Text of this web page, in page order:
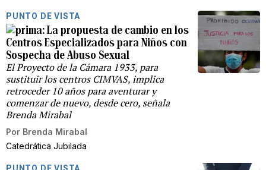
PUNTO DE VISTA
La propuesta de cambio en los
Centros Especializados para Niños con
Sospecha de Abuso Sexual
El Proyecto de la Cámara 1933, para
sustituir los centros CIMVAS, implica
retroceder 10 años para aventurar y
comenzar de nuevo, desde cero, señala
Brenda Mirabal
Por Brenda Mirabal
Catedrática Jubilada